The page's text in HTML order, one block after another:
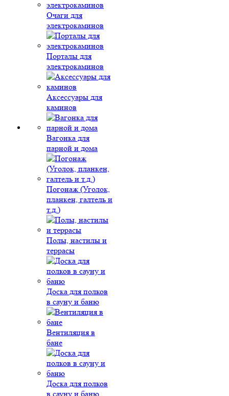
Очаги для
электрокаминов
Порталы для
электрокаминов
Аксессуары для
каминов
Вагонка для
парной и дома
Погонаж (Уголок,
планкен, галтель и
т.д.)
Полы, настилы и
террасы
Доска для полков
в сауну и баню
Вентиляция в
бане
Доска для полков
в сауну и баню